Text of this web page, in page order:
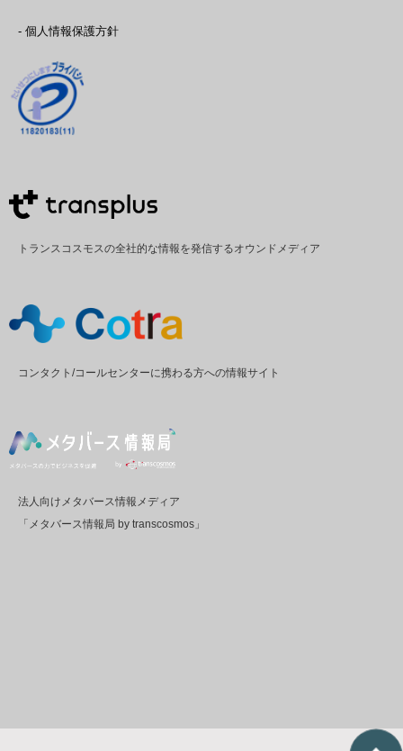
- 個人情報保護方針
トランスコスモスの全社的な情報を発信するオウンドメディア
コンタクト/コールセンターに携わる方への情報サイト
法人向けメタバース情報メディア
「メタバース情報局 by transcosmos」